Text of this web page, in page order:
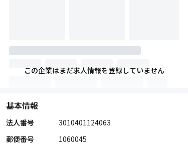
この企業はまだ求人情報を登録していません
基本情報
法人番号
3010401124063
郵便番号
1060045